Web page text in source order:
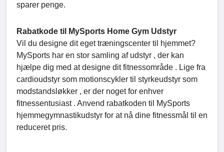
sparer penge.
Rabatkode til MySports Home Gym Udstyr
Vil du designe dit eget træningscenter til hjemmet?
MySports har en stor samling af udstyr , der kan
hjælpe dig med at designe dit fitnessområde . Lige fra
cardioudstyr som motionscykler til styrkeudstyr som
modstandsløkker , er der noget for enhver
fitnessentusiast . Anvend rabatkoden til MySports
hjemmegymnastikudstyr for at nå dine fitnessmål til en
reduceret pris.